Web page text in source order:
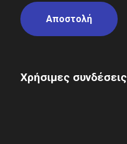
Χρήσιμες συνδέσεις